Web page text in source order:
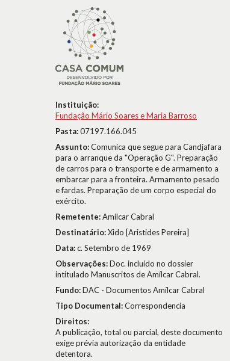
Instituição:
Fundação Mário Soares e Maria Barroso
Pasta:07197.166.045
Assunto:Comunica que segue para Candjafara
para o arranque da "Operação G". Preparação
de carros para o transporte e de armamento a
embarcar para a fronteira. Armamento pesado
e fardas. Preparação de um corpo especial do
exército.
Remetente:Amílcar Cabral
Destinatário:Xido [Aristides Pereira]
Data:c. Setembro de 1969
Observações:Doc. incluído no dossier
intitulado Manuscritos de Amílcar Cabral.
Fundo:DAC - Documentos Amílcar Cabral
Tipo Documental:Correspondencia
Direitos:
A publicação, total ou parcial, deste documento
exige prévia autorização da entidade
detentora.